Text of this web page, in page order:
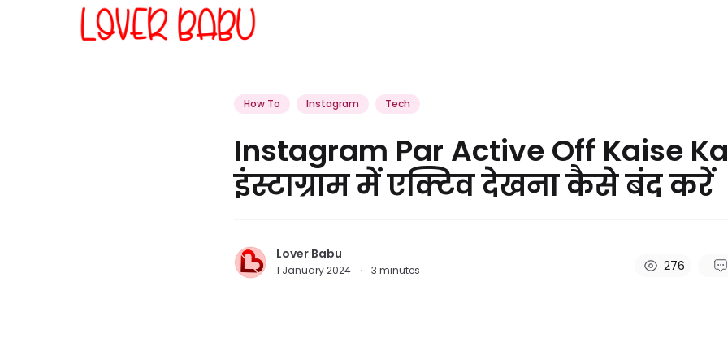
How To Instagram Tech
Instagram Par Active Off Kaise
इंस्टाग्राम में एक्टिव देखना कैसे बंद करें
Lover Babu
1 January 2024 · 3 minutes 276